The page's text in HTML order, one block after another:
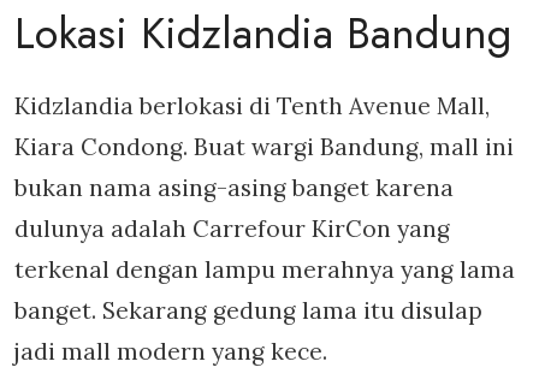
Lokasi Kidzlandia Bandung
Kidzlandia berlokasi di Tenth Avenue Mall,
Kiara Condong. Buat wargi Bandung, mall ini
bukan nama asing-asing banget karena
dulunya adalah Carrefour KirCon yang
terkenal dengan lampu merahnya yang lama
banget. Sekarang gedung lama itu disulap
jadi mall modern yang kece.